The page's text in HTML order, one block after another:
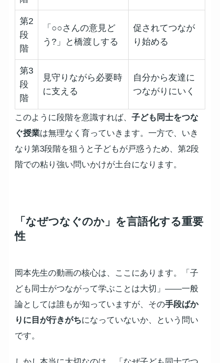
第2
段
階
「○○さんの意見ど
う?」と橋渡しする
促されてつなが
り始める
第3
段
階
見守りながら必要時
に支える
自分から友達に
つながりにいく
このように段階を意識すれば、 子ども同士をつな
ぐ授業は無理なく育っていきます。一方で、いき
なり第3段階を狙うと子どもが戸惑うため、第2段
階での粘り強い問いかけが土台になります。
「なぜつなぐのか」を言語化する重要
性
岡本先生の動画の核心は、ここにあります。「子
ども同士がつながって学ぶことは大切」——一般
論としては誰もが知っていますが、その手段ばか
りに目が行きがちになっていないか、という問い
です。